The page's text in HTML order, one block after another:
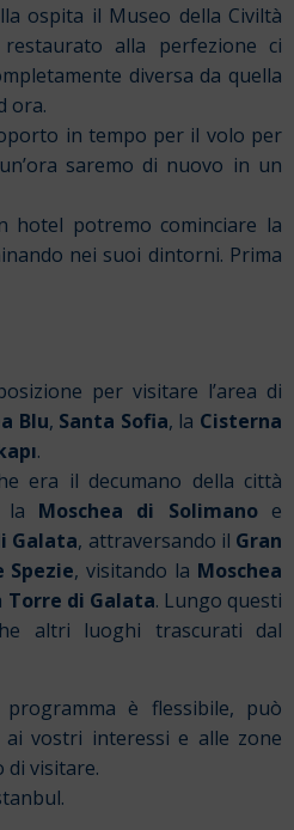
ospita il Museo della Civiltà
alla perfezione ci
diversa da quella
ora.
in tempo per il volo per
saremo di nuovo in un
hotel potremo cominciare la
nei suoi dintorni. Prima
per visitare l’area di
Blu, Santa Sofia, la Cisterna
.
era il decumano della città
la Moschea di Solimanoe
Galata, attraversando il Gran
Spezie, visitando la Moschea
Torre di Galata. Lungo questi
altri luoghi trascurati dal
è flessibile, può
vostri interessi e alle zone
di visitare.